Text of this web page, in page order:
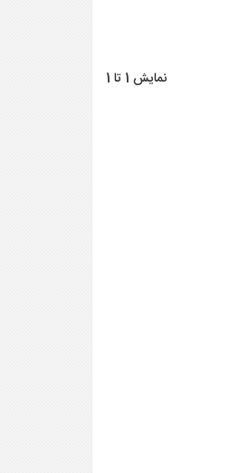
نمایش 1 تا 1